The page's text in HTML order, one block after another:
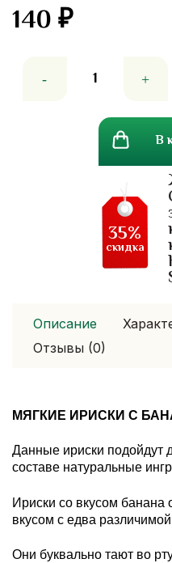
140₽
товара
В
35%
скидка
Описание
Отзывы (0)
МЯГКИЕ ИРИСКИ С
Данные ириски подойдут
составе натуральные
Ириски со вкусом банана
вкусом с едва
Они буквально тают во